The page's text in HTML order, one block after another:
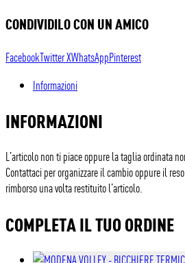
CONDIVIDILO CON UN AMICO
FacebookTwitter XWhatsAppPinterest
Informazioni
INFORMAZIONI
L’articolo non ti piace oppure la taglia ordinata
Contattaci per organizzare il cambio oppure il
rimborso una volta restituito l’articolo.
COMPLETA IL TUO ORDINE